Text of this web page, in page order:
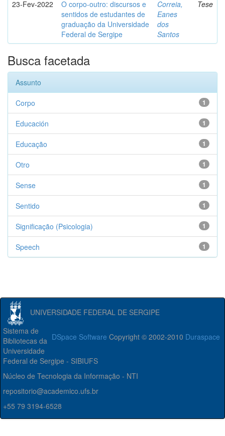
23-Fev-2022
O corpo-outro: discursos e
sentidos de estudantes de
graduação da Universidade
Federal de Sergipe
Correia,
Eanes
dos
Santos
Tese
Busca facetada
Assunto
1
Corpo
1
Educación
1
Educação
1
Otro
1
Sense
1
Sentido
1
Significação (Psicologia)
1
Speech
UNIVERSIDADE FEDERAL DE SERGIPE
DSpace Software Copyright © 2002-2010 Duraspace
Sistema de
Bibliotecas da
Universidade
Federal de Sergipe - SIBIUFS
Núcleo de Tecnologia da Informação - NTI
repositorio@academico.ufs.br
+55 79 3194-6528